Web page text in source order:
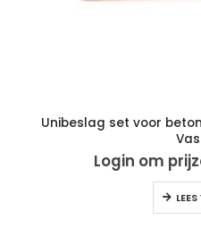
Unibeslag set voor
Login om